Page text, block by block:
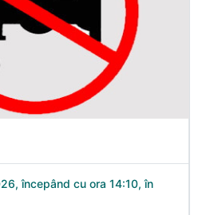
începând cu ora 14:10, în